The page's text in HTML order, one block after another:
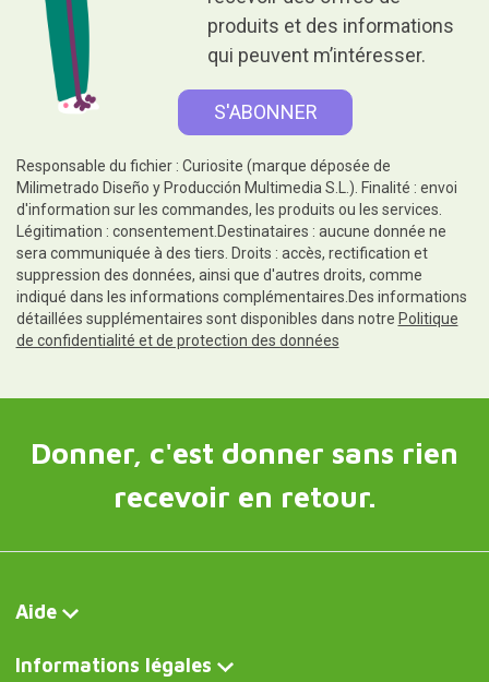
produits et des informations
qui peuvent m’intéresser.
Responsable du fichier : Curiosite (marque déposée de
Milimetrado Diseño y Producción Multimedia S.L.). Finalité : envoi
d'information sur les commandes, les produits ou les services.
Légitimation : consentement.Destinataires : aucune donnée ne
sera communiquée à des tiers. Droits : accès, rectification et
suppression des données, ainsi que d'autres droits, comme
indiqué dans les informations complémentaires.Des informations
détaillées supplémentaires sont disponibles dans notre Politique
de confidentialité et de protection des données
Donner, c'est donner sans rien
recevoir en retour.
Aide
Informations légales